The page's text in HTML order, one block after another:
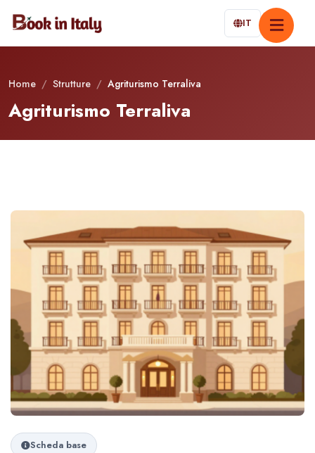
IT
Home / Strutture / Agriturismo Terraliva
Agriturismo Terraliva
Scheda base